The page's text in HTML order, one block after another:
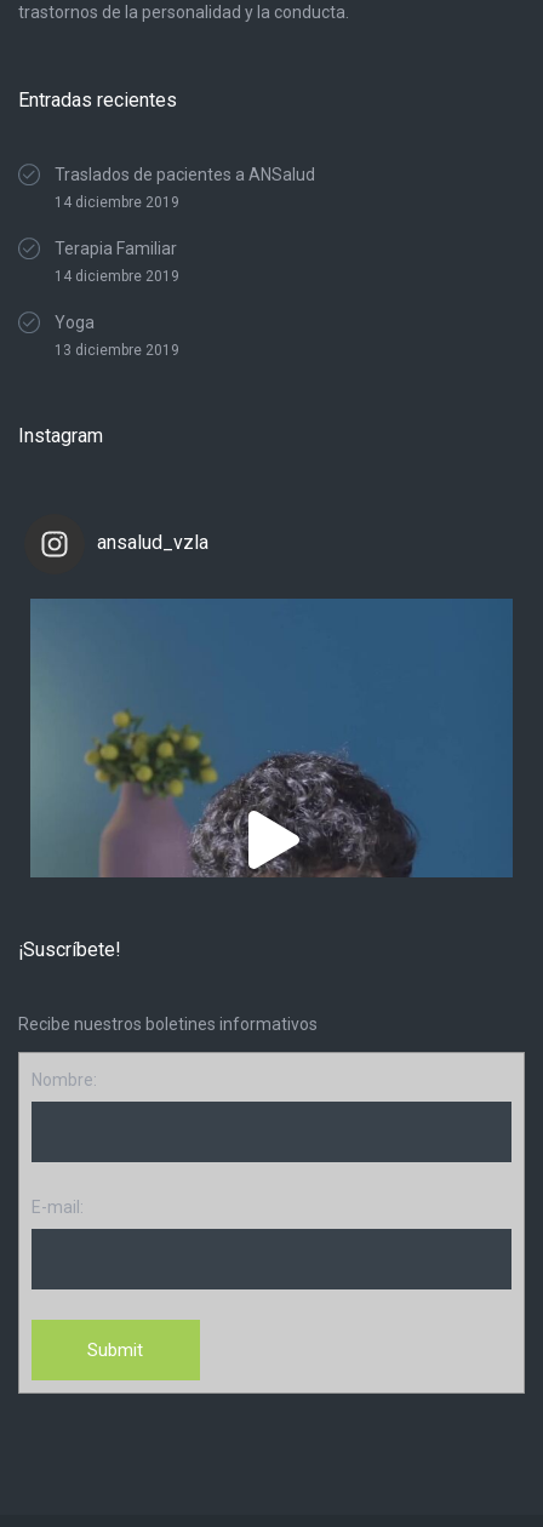
trastornos de la personalidad y la conducta.
Entradas recientes
Traslados de pacientes a ANSalud
14 diciembre 2019
Terapia Familiar
14 diciembre 2019
Yoga
13 diciembre 2019
Instagram
ansalud_vzla
¡Suscríbete!
Recibe nuestros boletines informativos
Nombre:
E-mail: